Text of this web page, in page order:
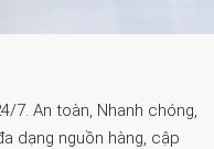
7. An toàn, Nhanh chóng,
dạng nguồn hàng, cập